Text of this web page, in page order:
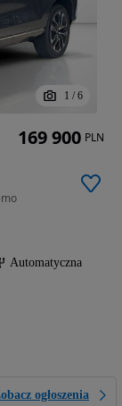
1 / 6
Automatyczna
ogłoszenia
169 900 PLN